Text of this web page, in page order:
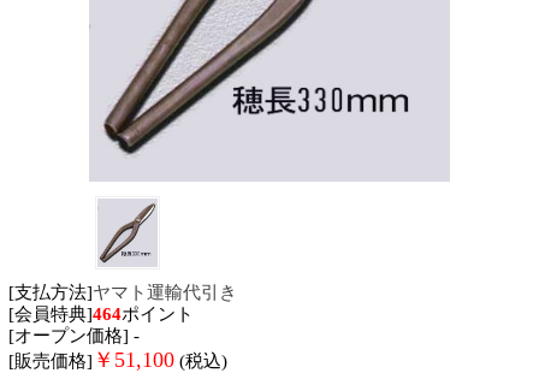
[支払方法]ヤマト運輸代引き
[会員特典]464ポイント
[オープン価格] -
[販売価格] ￥ 51,100 (税込)